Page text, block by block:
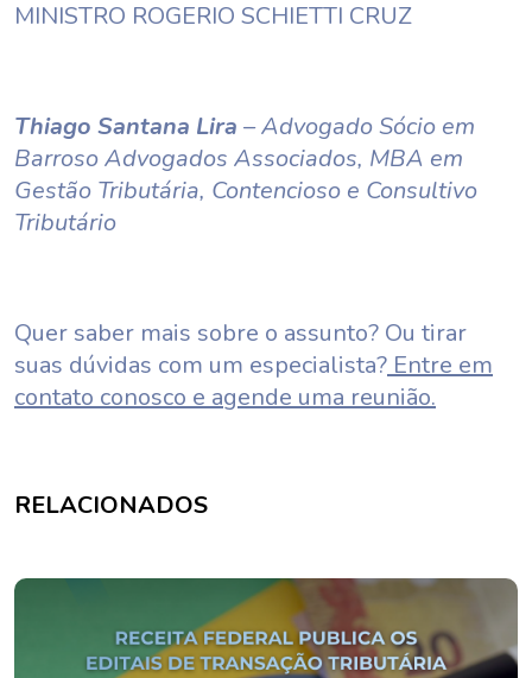
MINISTRO ROGERIO SCHIETTI CRUZ
Thiago Santana Lira – Advogado Sócio em
Barroso Advogados Associados, MBA em
Gestão Tributária, Contencioso e Consultivo
Tributário
Quer saber mais sobre o assunto? Ou tirar
suas dúvidas com um especialista? Entre em
contato conosco e agende uma reunião.
RELACIONADOS